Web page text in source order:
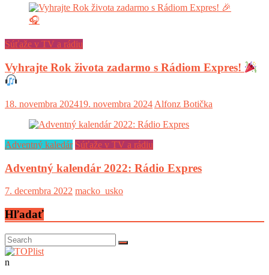
Súťaže v TV a rádiu
Vyhrajte Rok života zadarmo s Rádiom Expres!
18. novembra 202419. novembra 2024 Alfonz Botička
Adventný kaledár Súťaže v TV a rádiu
Adventný kalendár 2022: Rádio Expres
7. decembra 2022 macko_usko
Hľadať
n